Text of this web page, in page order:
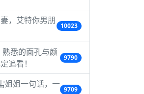
，艾特你男朋
10023
悉的面孔与颜
追看！
9790
姐姐一句话，一
9709